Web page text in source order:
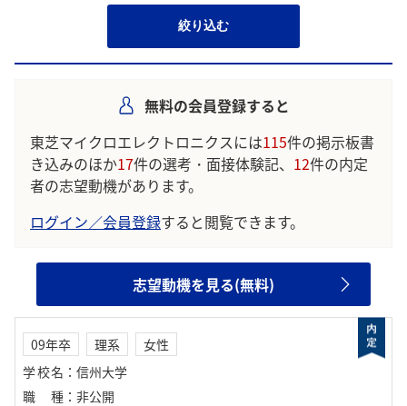
絞り込む
無料の会員登録すると
東芝マイクロエレクトロニクスには115件の掲示板書
き込みのほか17件の選考・面接体験記、 12件の内定
者の志望動機があります。
ログイン／会員登録すると閲覧できます。
志望動機を見る(無料)
09年卒 理系
女性
学校名 ： 信州大学
職種 ： 非公開